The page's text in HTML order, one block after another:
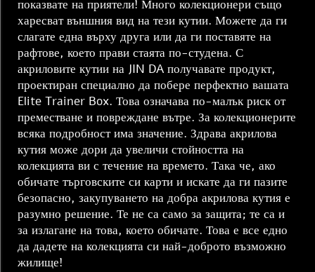
показвате на приятели! Много колекционери също
харесват външния вид на тези кутии. Можете да ги
слагате една върху друга или да ги поставяте на
рафтове, което прави стаята по-студена. С
акриловите кутии на JIN DA получавате продукт,
проектиран специално да побере перфектно вашата
Elite Trainer Box. Това означава по-малък риск от
преместване и повреждане вътре. За колекционерите
всяка подробност има значение. Здрава акрилова
кутия може дори да увеличи стойността на
колекцията ви с течение на времето. Така че, ако
обичате търговските си карти и искате да ги пазите
безопасно, закупуването на добра акрилова кутия е
разумно решение. Те не са само за защита; те са и
за излагане на това, което обичате. Това е все едно
да дадете на колекцията си най-доброто възможно
жилище!